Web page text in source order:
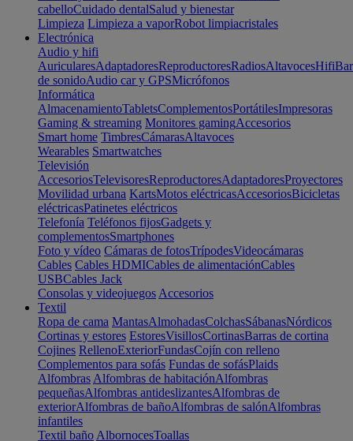
cabelloCuidado dentalSalud y bienestar
Limpieza Limpieza a vaporRobot limpiacristales
Electrónica
Audio y hifi
AuricularesAdaptadoresReproductoresRadiosAltavocesHifi
de sonidoAudio car y GPSMicrófonos
Informática
AlmacenamientoTabletsComplementosPortátilesImpresoras
Gaming & streaming Monitores gamingAccesorios
Smart home TimbresCámarasAltavoces
Wearables Smartwatches
Televisión
AccesoriosTelevisoresReproductoresAdaptadoresProyectores
Movilidad urbana KartsMotos eléctricasAccesoriosBicicletas
eléctricasPatinetes eléctricos
Telefonía Teléfonos fijosGadgets y
complementosSmartphones
Foto y vídeo Cámaras de fotosTrípodesVideocámaras
Cables Cables HDMICables de alimentaciónCables
USBCables Jack
Consolas y videojuegos Accesorios
Textil
Ropa de cama MantasAlmohadasColchasSábanasNórdicos
Cortinas y estores EstoresVisillosCortinasBarras de cortina
Cojines RellenoExteriorFundasCojín con relleno
Complementos para sofás Fundas de sofásPlaids
Alfombras Alfombras de habitaciónAlfombras
pequeñasAlfombras antideslizantesAlfombras de
exteriorAlfombras de bañoAlfombras de salónAlfombras
infantiles
Textil baño AlbornocesToallas